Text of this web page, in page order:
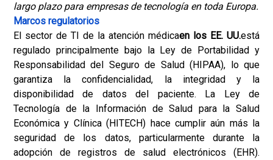
largo plazo para empresas de tecnología en toda Europa.
Marcos regulatorios
El sector de TI de la atención médicaen los EE. UU.está
regulado principalmente bajo la Ley de Portabilidad y
Responsabilidad del Seguro de Salud (HIPAA), lo que
garantiza la confidencialidad, la integridad y la
disponibilidad de datos del paciente. La Ley de
Tecnología de la Información de Salud para la Salud
Económica y Clínica (HITECH) hace cumplir aún más la
seguridad de los datos, particularmente durante la
adopción de registros de salud electrónicos (EHR).